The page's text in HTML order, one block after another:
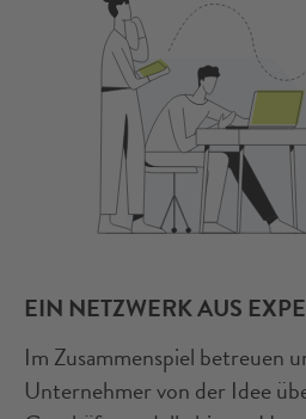
EIN NETZWERK AUS
Im Zusammenspiel betreuen
Unternehmer von der Idee